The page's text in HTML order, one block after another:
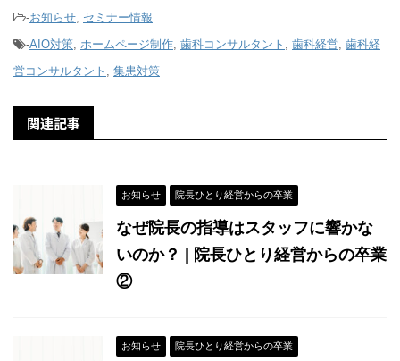
-お知らせ, セミナー情報
-AIO対策, ホームページ制作, 歯科コンサルタント , 歯科経営, 歯科経
営コンサルタント , 集患対策
関連記事
お知らせ 院長ひとり経営からの卒業
なぜ院長の指導はスタッフに響かな
いのか？ | 院長ひとり経営からの卒業
②
お知らせ 院長ひとり経営からの卒業